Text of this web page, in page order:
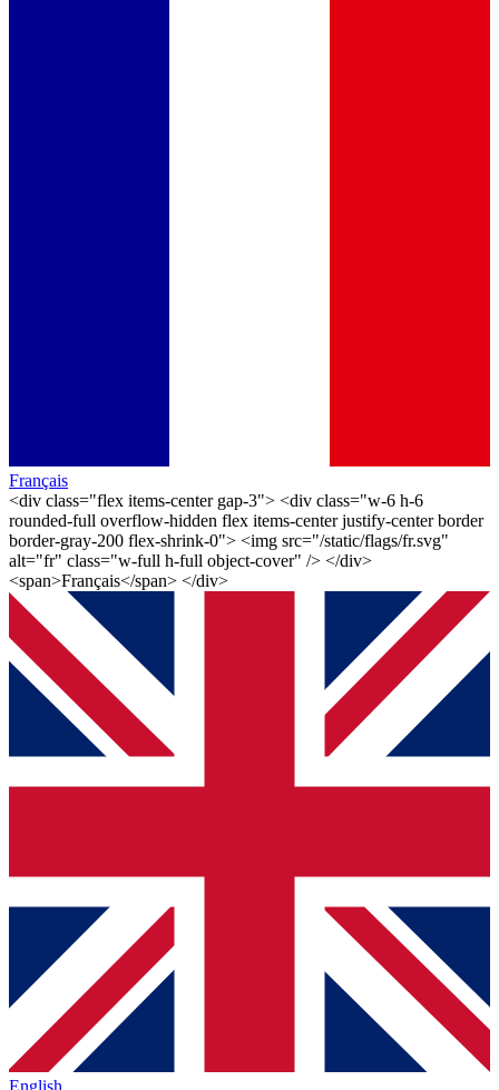
Français
<div class="flex items-center gap-3"> <div class="w-6 h-6
rounded-full overflow-hidden flex items-center justify-center border
border-gray-200 flex-shrink-0"> <img src="/static/flags/fr.svg"
alt="fr" class="w-full h-full object-cover" /> </div>
<span>Français</span> </div>
English